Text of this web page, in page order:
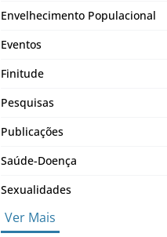
Envelhecimento Populacional
Eventos
Finitude
Pesquisas
Publicações
Saúde-Doença
Sexualidades
Ver Mais